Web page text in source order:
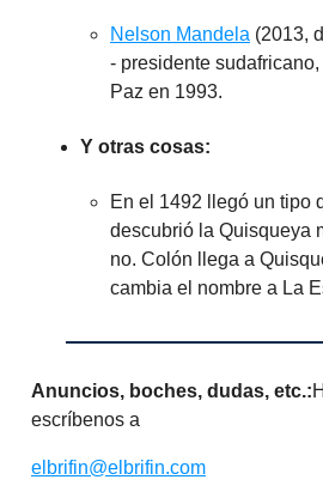
Nelson Mandela (2013,
- presidente
Paz en 1993.
Y otras cosas:
En el 1492 llegó un tipo
descubrió la Quisqueya
no. Colón llega a
cambia el nombre a La
Anuncios, boches, dudas, etc.:
escríbenos a
elbrifin@elbrifin.com